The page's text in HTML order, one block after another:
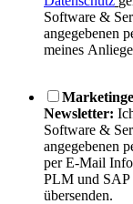
Software &
angegebenen
meines
Newsletter:
Software &
angegebenen
per E-Mail
PLM und SAP
übersenden.